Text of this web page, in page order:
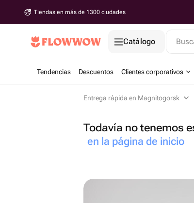
Tiendas en más de 1300 ciudades
Catálogo
Tendencias Descuentos Clientes corporativos
Entrega rápida en Magnitogorsk
Todavía no tenemos
en la página de inicio